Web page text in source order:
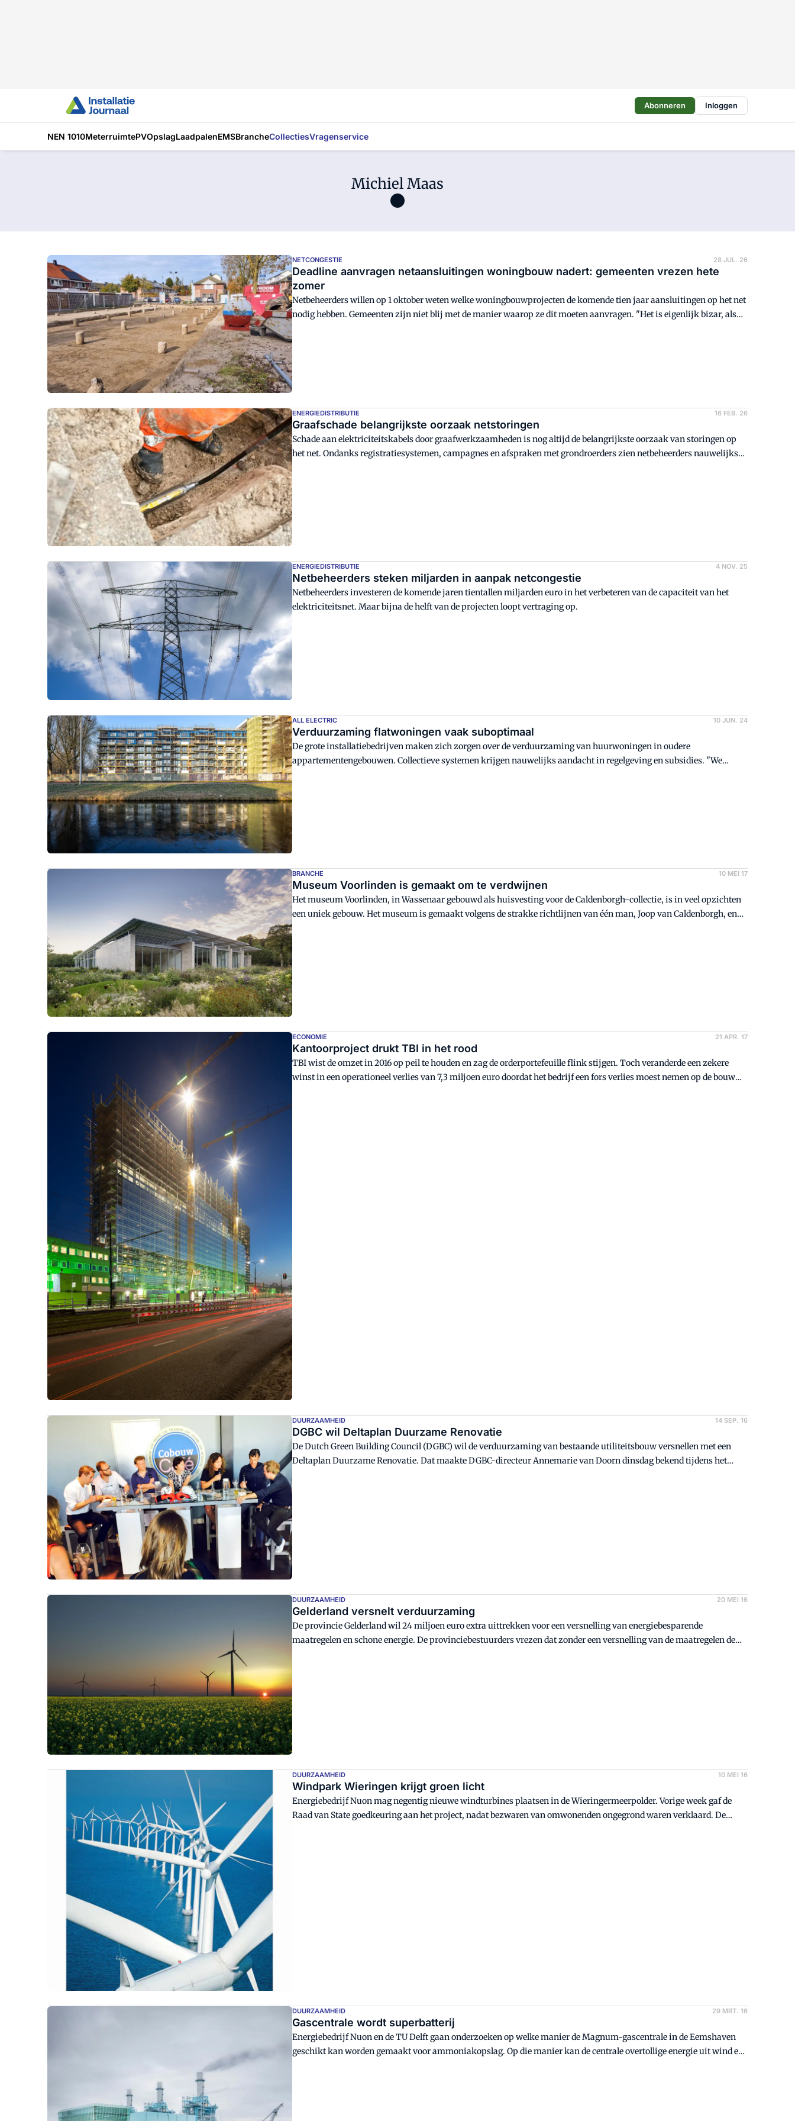
Abonneren Inloggen
NEN 1010MeterruimtePVOpslagLaadpalenEMSBrancheCollectiesVragenservice
Michiel Maas
NETCONGESTIE 28 JUL. 26
Deadline aanvragen netaansluitingen woningbouw nadert: gemeenten vrezen hete
zomer
Netbeheerders willen op 1 oktober weten welke woningbouwprojecten de komende tien jaar aansluitingen op het net
nodig hebben. Gemeenten zijn niet blij met de manier waarop ze dit moeten aanvragen. "Het is eigenlijk bizar, alsof
ENERGIEDISTRIBUTIE 16 FEB. 26
Graafschade belangrijkste oorzaak netstoringen
Schade aan elektriciteitskabels door graafwerkzaamheden is nog altijd de belangrijkste oorzaak van storingen op
het net. Ondanks registratiesystemen, campagnes en afspraken met grondroerders zien netbeheerders nauwelijks
ENERGIEDISTRIBUTIE 4 NOV. 25
Netbeheerders steken miljarden in aanpak netcongestie
Netbeheerders investeren de komende jaren tientallen miljarden euro in het verbeteren van de capaciteit van het
elektriciteitsnet. Maar bijna de helft van de projecten loopt vertraging op.
ALL ELECTRIC 10 JUN. 24
Verduurzaming flatwoningen vaak suboptimaal
De grote installatiebedrijven maken zich zorgen over de verduurzaming van huurwoningen in oudere
appartementengebouwen. Collectieve systemen krijgen nauwelijks aandacht in regelgeving en subsidies. "We
BRANCHE 10 MEI 17
Museum Voorlinden is gemaakt om te verdwijnen
Het museum Voorlinden, in Wassenaar gebouwd als huisvesting voor de Caldenborgh-collectie, is in veel opzichten
een uniek gebouw. Het museum is gemaakt volgens de strakke richtlijnen van één man, Joop van Caldenborgh, en
ECONOMIE 21 APR. 17
Kantoorproject drukt TBI in het rood
TBI wist de omzet in 2016 op peil te houden en zag de orderportefeuille flink stijgen. Toch veranderde een zekere
winst in een operationeel verlies van 7,3 miljoen euro doordat het bedrijf een fors verlies moest nemen op de bouw
DUURZAAMHEID 14 SEP. 16
DGBC wil Deltaplan Duurzame Renovatie
De Dutch Green Building Council (DGBC) wil de verduurzaming van bestaande utiliteitsbouw versnellen met een
Deltaplan Duurzame Renovatie. Dat maakte DGBC-directeur Annemarie van Doorn dinsdag bekend tijdens het
DUURZAAMHEID 20 MEI 16
Gelderland versnelt verduurzaming
De provincie Gelderland wil 24 miljoen euro extra uittrekken voor een versnelling van energiebesparende
maatregelen en schone energie. De provinciebestuurders vrezen dat zonder een versnelling van de maatregelen de
DUURZAAMHEID 10 MEI 16
Windpark Wieringen krijgt groen licht
Energiebedrijf Nuon mag negentig nieuwe windturbines plaatsen in de Wieringermeerpolder. Vorige week gaf de
Raad van State goedkeuring aan het project, nadat bezwaren van omwonenden ongegrond waren verklaard. De
DUURZAAMHEID 29 MRT. 16
Gascentrale wordt superbatterij
Energiebedrijf Nuon en de TU Delft gaan onderzoeken op welke manier de Magnum-gascentrale in de Eemshaven
geschikt kan worden gemaakt voor ammoniakopslag. Op die manier kan de centrale overtollige energie uit wind en